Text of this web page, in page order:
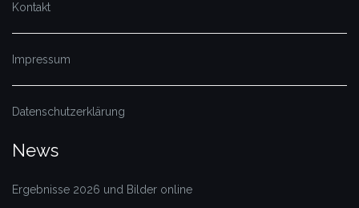
Kontakt
Impressum
Datenschutzerklärung
News
Ergebnisse 2026 und Bilder online